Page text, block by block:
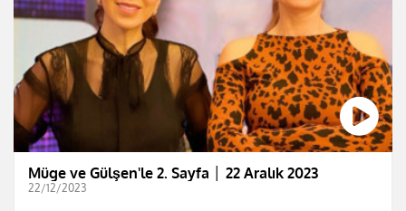
Müge ve Gülşen'le 2. Sayfa │ 22 Aralık 2023
22/12/2023